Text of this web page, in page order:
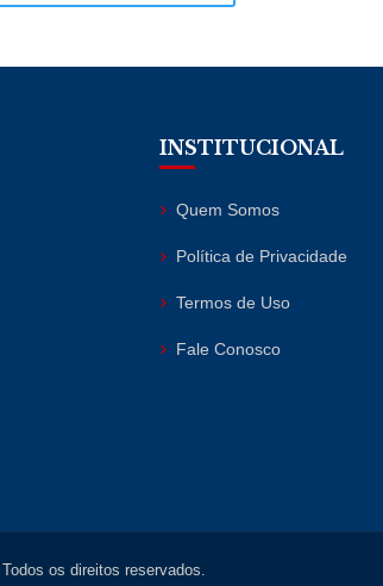
INSTITUCIONAL
Quem Somos
Política de Privacidade
Termos de Uso
Fale Conosco
. Todos os direitos reservados.